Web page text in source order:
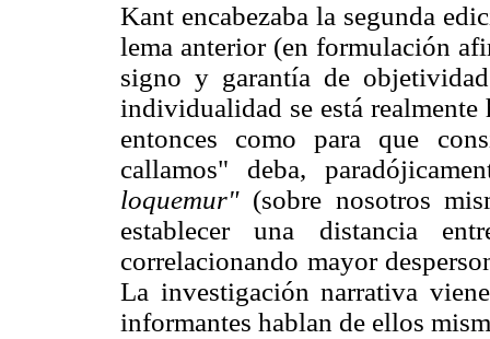
Kant encabezaba la segunda
lema anterior (en formulación
signo y garantía de
individualidad se está
entonces como para que
callamos" deba,
loquemur" (sobre nosotros
establecer una distancia
correlacionando mayor
La investigación narrativa
informantes hablan de ellos